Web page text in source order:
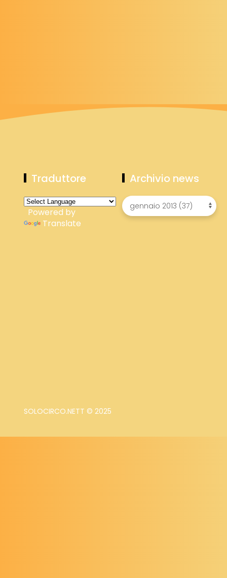
Traduttore
Powered by
Translate
Archivio news
SOLOCIRCO.NETT © 2025